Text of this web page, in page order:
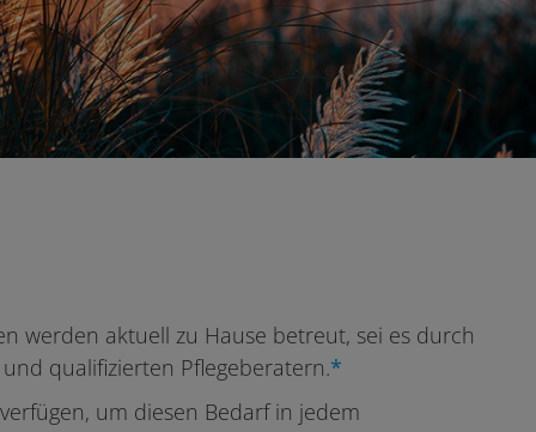
werden aktuell zu Hause betreut, sei es durch
qualifizierten Pflegeberatern.*
um diesen Bedarf in jedem